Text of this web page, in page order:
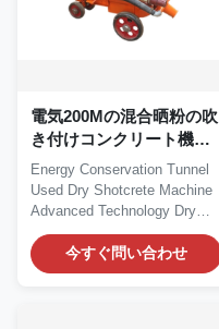
電気200Mの混合晒粉の吹
き付けコンクリート機械
携帯用Gunite機械
Energy Conservation Tunnel
Used Dry Shotcrete Machine
Advanced Technology Dry
Shotcrete Machine...
今すぐ問い合わせ